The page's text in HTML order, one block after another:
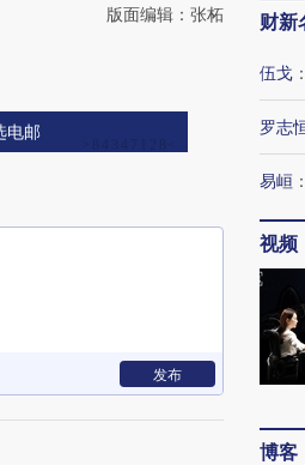
版面编辑：张柘
电邮
发布
财新
伍戈 ：
罗志
易峘 ：
视频
博客